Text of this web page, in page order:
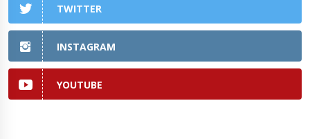
TWITTER
INSTAGRAM
YOUTUBE